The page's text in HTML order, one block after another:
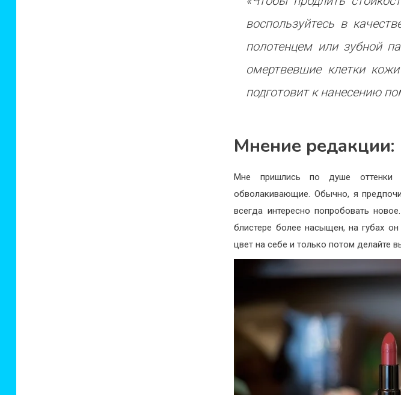
воспользуйтесь в
полотенцем или зубной
омертвевшие клетки
подготовит к нанесению
Мнение редакции:
Мне пришлись по душе
обволакивающие. Обычно, я
всегда интересно попробовать
блистере более насыщен, на губах он
цвет на себе и только потом делайте